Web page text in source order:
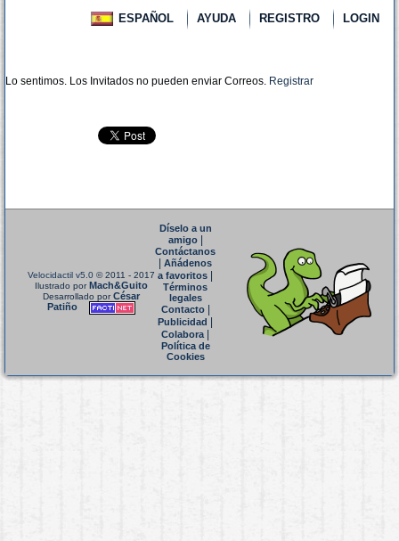
ESPAÑOL AYUDA REGISTRO LOGIN
Lo sentimos. Los Invitados no pueden enviar Correos. Registrar
Velocidactil v5.0 © 2011 - 2017
Ilustrado porMach&Guito
Desarrollado porCésar
Patiño
Díselo a un
amigo|
Contáctanos
Añádenos
a favoritos
Términos
legales
Contacto|
Publicidad
Colabora|
Política de
Cookies